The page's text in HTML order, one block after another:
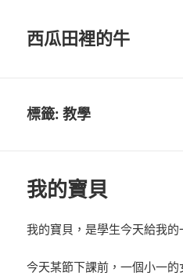
西瓜田裡的牛
標籤:教學
我的寶貝
我的寶貝，是學生今天給我的
今天某節下課前，一個小一